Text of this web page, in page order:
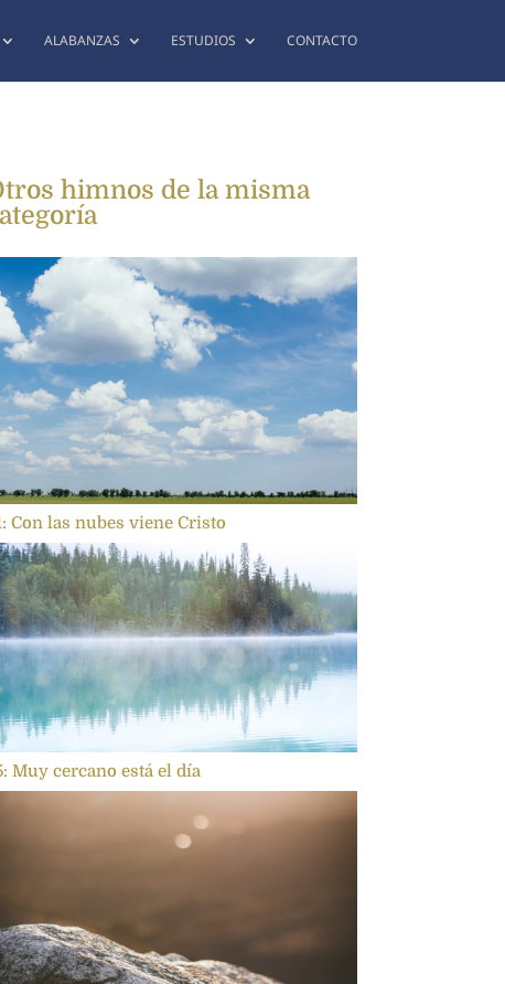
ALABANZAS ESTUDIOS CONTACTO
himnos de la misma
Con las nubes viene Cristo
Muy cercano está el día